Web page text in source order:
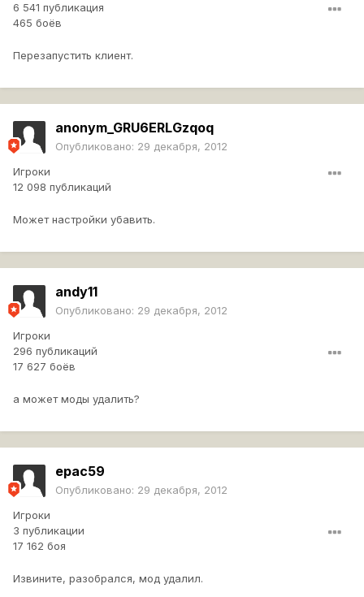
6 541 публикация
465 боёв
Перезапустить клиент.
anonym_GRU6ERLGzqoq
Опубликовано: 29 декабря, 2012
Игроки
12 098 публикаций
Может настройки убавить.
andy11
Опубликовано: 29 декабря, 2012
Игроки
296 публикаций
17 627 боёв
а может моды удалить?
epac59
Опубликовано: 29 декабря, 2012
Игроки
3 публикации
17 162 боя
Извините, разобрался, мод удалил.